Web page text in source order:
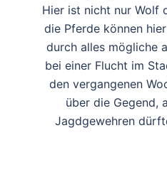
Hier ist nicht nur Wolf
die Pferde können
durch alles mögliche
bei einer Flucht im
den vergangenen
über die Gegend,
Jagdgewehren